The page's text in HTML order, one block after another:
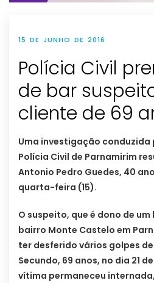
15 DE JUNHO DE 2016
Polícia Civil
de bar
Uma investigação conduzida
Polícia Civil de Parnamirim
Antonio Pedro Guedes, 40
quarta-feira (15).
O suspeito, que é dono de
bairro Monte Castelo em
ter desferido vários golpes
Secundo, 69 anos, no dia 21
vítima permaneceu